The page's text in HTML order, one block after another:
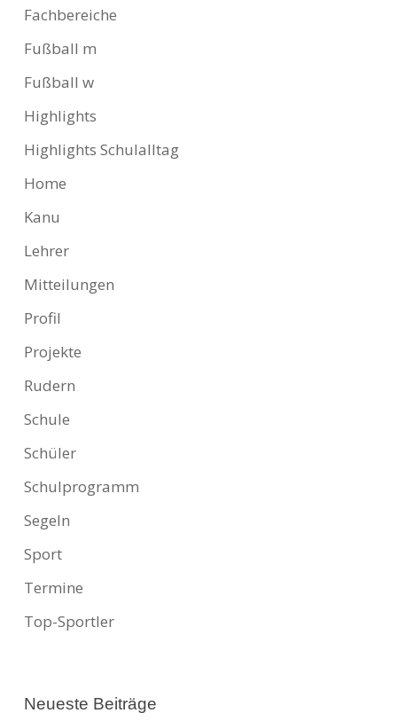
Fachbereiche
Fußball m
Fußball w
Highlights
Highlights Schulalltag
Home
Kanu
Lehrer
Mitteilungen
Profil
Projekte
Rudern
Schule
Schüler
Schulprogramm
Segeln
Sport
Termine
Top-Sportler
Neueste Beiträge